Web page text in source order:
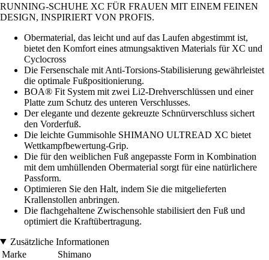
RUNNING-SCHUHE XC FÜR FRAUEN MIT EINEM FEINEN
DESIGN, INSPIRIERT VON PROFIS.
Obermaterial, das leicht und auf das Laufen abgestimmt ist,
bietet den Komfort eines atmungsaktiven Materials für XC und
Cyclocross
Die Fersenschale mit Anti-Torsions-Stabilisierung gewährleistet
die optimale Fußpositionierung.
BOA® Fit System mit zwei Li2-Drehverschlüssen und einer
Platte zum Schutz des unteren Verschlusses.
Der elegante und dezente gekreuzte Schnürverschluss sichert
den Vorderfuß.
Die leichte Gummisohle SHIMANO ULTREAD XC bietet
Wettkampfbewertung-Grip.
Die für den weiblichen Fuß angepasste Form in Kombination
mit dem umhüllenden Obermaterial sorgt für eine natürlichere
Passform.
Optimieren Sie den Halt, indem Sie die mitgelieferten
Krallenstollen anbringen.
Die flachgehaltene Zwischensohle stabilisiert den Fuß und
optimiert die Kraftübertragung.
Zusätzliche Informationen
Marke
Shimano